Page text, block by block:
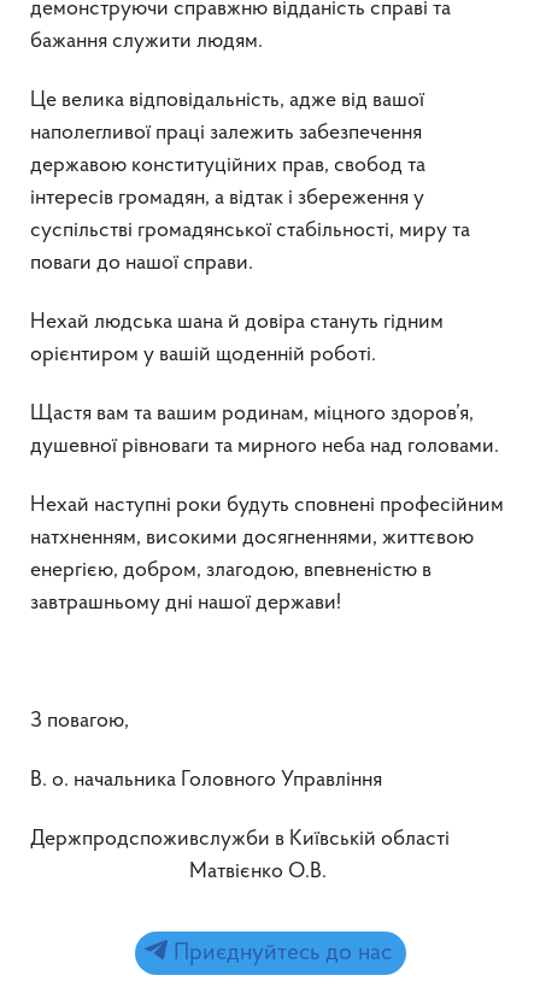
демонструючи справжню відданість справі та
бажання служити людям.
Це велика відповідальність, адже від вашої
наполегливої праці залежить забезпечення
державою конституційних прав, свобод та
інтересів громадян, а відтак і збереження у
суспільстві громадянської стабільності, миру та
поваги до нашої справи.
Нехай людська шана й довіра стануть гідним
орієнтиром у вашій щоденній роботі.
Щастя вам та вашим родинам, міцного здоров’я,
душевної рівноваги та мирного неба над головами.
Нехай наступні роки будуть сповнені професійним
натхненням, високими досягненнями, життєвою
енергією, добром, злагодою, впевненістю в
завтрашньому дні нашої держави!
З повагою,
В. о. начальника Головного Управління
Держпродспоживслужби в Київській області
Матвієнко О.В.
Приєднуйтесь до нас